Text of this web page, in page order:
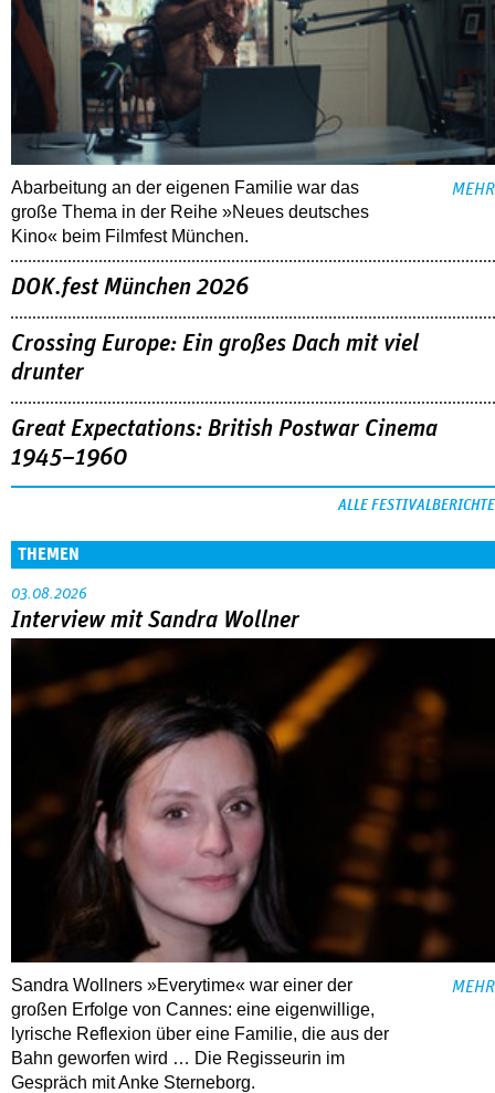
Abarbeitung an der eigenen Familie war das
große Thema in der Reihe »Neues deutsches
Kino« beim Filmfest München.
MEHR
DOK.fest München 2026
Crossing Europe: Ein großes Dach mit viel
drunter
Great Expectations: British Postwar Cinema
1945–1960
ALLE FESTIVALBERICHTE
THEMEN
03.08.2026
Interview mit Sandra Wollner
Sandra Wollners »Everytime« war einer der
großen Erfolge von Cannes: eine eigenwillige,
lyrische Reflexion über eine ­Familie, die aus der
Bahn geworfen wird … Die Regisseurin im
Gespräch mit Anke Sterneborg.
MEHR